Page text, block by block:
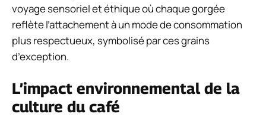
voyage sensoriel et éthique où chaque gorgée
reflète l’attachement à un mode de consommation
plus respectueux, symbolisé par ces grains
d’exception.
L’impact environnemental de la
culture du café